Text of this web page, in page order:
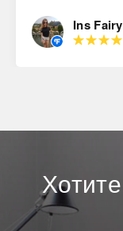
Ins Fairy
Хотите